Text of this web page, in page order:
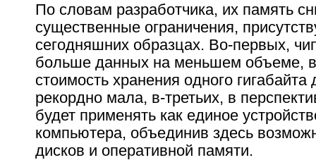
По словам разработчика, их память
существенные ограничения,
сегодняшних образцах. Во-первых,
больше данных на меньшем объеме,
стоимость хранения одного гигабайта
рекордно мала, в-третьих, в
будет применять как единое
компьютера, объединив здесь
дисков и оперативной памяти.